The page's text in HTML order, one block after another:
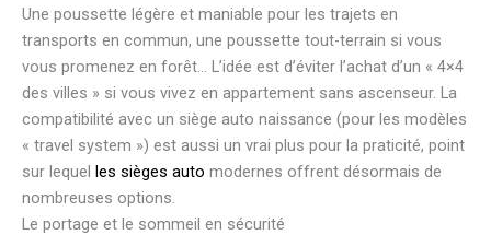
Une poussette légère et maniable pour les trajets en
transports en commun, une poussette tout-terrain si vous
vous promenez en forêt… L’idée est d’éviter l’achat d’un « 4×4
des villes » si vous vivez en appartement sans ascenseur. La
compatibilité avec un siège auto naissance (pour les modèles
« travel system ») est aussi un vrai plus pour la praticité, point
sur lequel les sièges auto modernes offrent désormais de
nombreuses options.
Le portage et le sommeil en sécurité